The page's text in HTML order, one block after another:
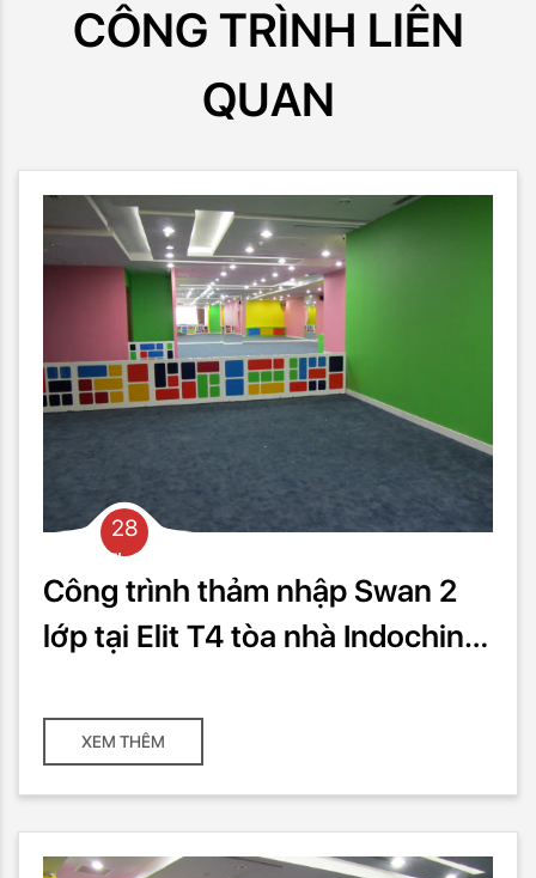
CÔNG TRÌNH LIÊN
QUAN
28
Th03
Công trình thảm nhập Swan 2
lớp tại Elit T4 tòa nhà Indochina
XEM THÊM